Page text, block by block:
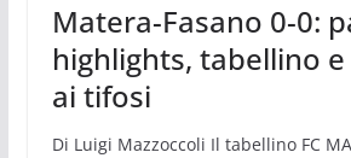
Matera-Fasano 0-0:
highlights, tabellino
ai tifosi
Di Luigi Mazzoccoli Il tabellino FC